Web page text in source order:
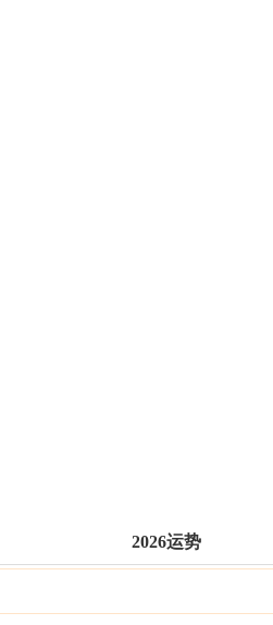
2026运势